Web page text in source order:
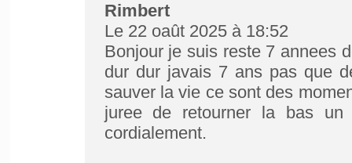
Rimbert
Le 22 oaût 2025 à 18:52
Bonjour je suis reste 7 annees
dur dur javais 7 ans pas que
sauver la vie ce sont des
juree de retourner la bas
cordialement.